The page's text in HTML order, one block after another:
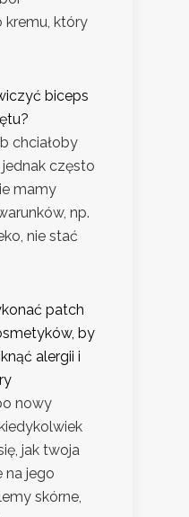
kremu, który
biceps
chciałoby
często
mamy
np.
nie stać
patch
by
alergii i
nowy
jak twoja
na jego
skórne,